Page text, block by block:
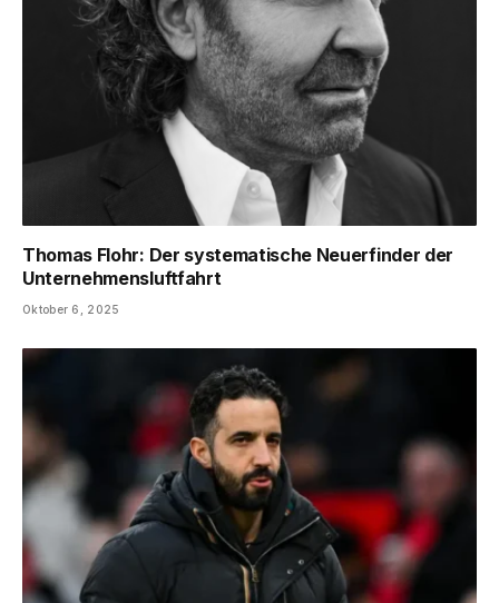
Thomas Flohr: Der systematische Neuerfinder der
Unternehmensluftfahrt
Oktober 6, 2025